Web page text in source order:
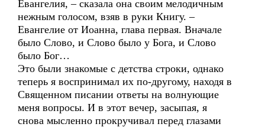
Евангелия, – сказала она своим мелодичным
нежным голосом, взяв в руки Книгу. –
Евангелие от Иоанна, глава первая. Вначале
было Слово, и Слово было у Бога, и Слово
было Бог…
Это были знакомые с детства строки, однако
теперь я воспринимал их по-другому, находя в
Священном писании ответы на волнующие
меня вопросы. И в этот вечер, засыпая, я
снова мысленно прокручивал перед глазами